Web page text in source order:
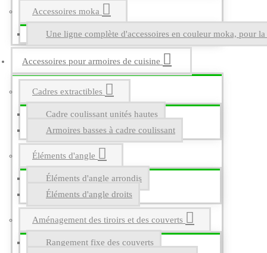
Accessoires moka
Une ligne complète d'accessoires en couleur moka, pour
Accessoires pour armoires de cuisine
Cadres extractibles
Cadre coulissant unités hautes
Armoires basses à cadre coulissant
Éléments d'angle
Éléments d'angle arrondis
Éléments d'angle droits
Aménagement des tiroirs et des couverts
Rangement fixe des couverts